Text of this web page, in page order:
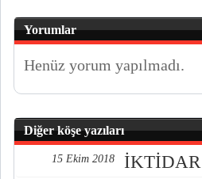
Yorumlar
Henüz yorum yapılmadı.
Diğer köşe yazıları
15 Ekim 2018 İKTİDAR